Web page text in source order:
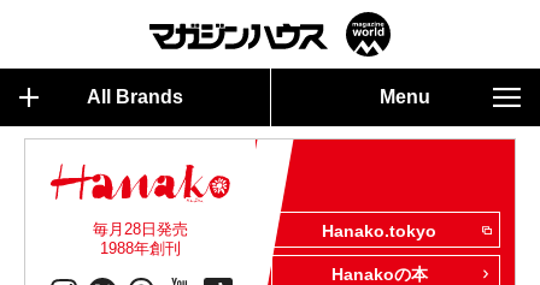
All Brands Menu
毎月28日発売
1988年創刊
Hanako.tokyo
Hanakoの本